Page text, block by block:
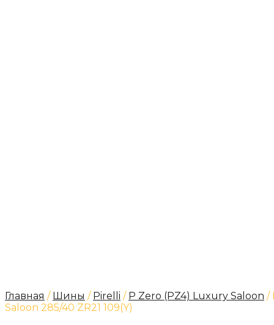
Главная / Шины / Pirelli / P Zero (PZ4) Luxury Saloon /
Saloon 285/40 ZR21 109(Y)